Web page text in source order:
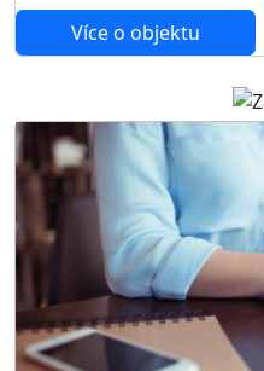
Více o objektu